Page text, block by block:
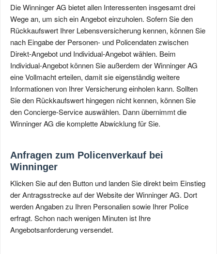
Die Winninger AG bietet allen Interessenten insgesamt drei
Wege an, um sich ein Angebot einzuholen. Sofern Sie den
Rückkaufswert Ihrer Lebensversicherung kennen, können Sie
nach Eingabe der Personen- und Policendaten zwischen
Direkt-Angebot und Individual-Angebot wählen. Beim
Individual-Angebot können Sie außerdem der Winninger AG
eine Vollmacht erteilen, damit sie eigenständig weitere
Informationen von Ihrer Versicherung einholen kann. Sollten
Sie den Rückkaufswert hingegen nicht kennen, können Sie
den Concierge-Service auswählen. Dann übernimmt die
Winninger AG die komplette Abwicklung für Sie.
Anfragen zum Policenverkauf bei
Winninger
Klicken Sie auf den Button und landen Sie direkt beim Einstieg
der Antragsstrecke auf der Website der Winninger AG. Dort
werden Angaben zu Ihren Personalien sowie Ihrer Police
erfragt. Schon nach wenigen Minuten ist Ihre
Angebotsanforderung versendet.